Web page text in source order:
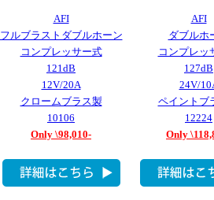
AFI
フルブラストダブルホーン
コンプレッサー式
121dB
12V/20A
クロームブラス製
10106
Only \98,010-
AFI
ダブルホ
コンプレッ
127dB
24V/
ペイントブ
12224
Only